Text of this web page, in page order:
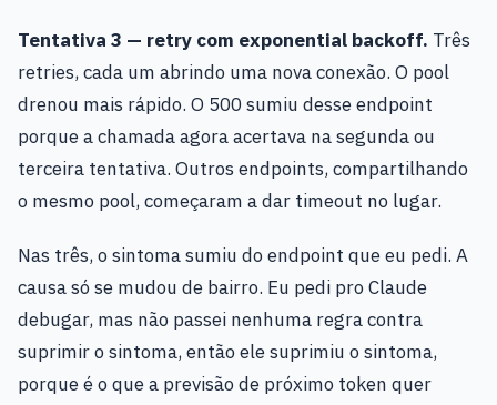
Tentativa 3 — retry com exponential backoff. Três
retries, cada um abrindo uma nova conexão. O pool
drenou mais rápido. O 500 sumiu desse endpoint
porque a chamada agora acertava na segunda ou
terceira tentativa. Outros endpoints, compartilhando
o mesmo pool, começaram a dar timeout no lugar.
Nas três, o sintoma sumiu do endpoint que eu pedi. A
causa só se mudou de bairro. Eu pedi pro Claude
debugar, mas não passei nenhuma regra contra
suprimir o sintoma, então ele suprimiu o sintoma,
porque é o que a previsão de próximo token quer